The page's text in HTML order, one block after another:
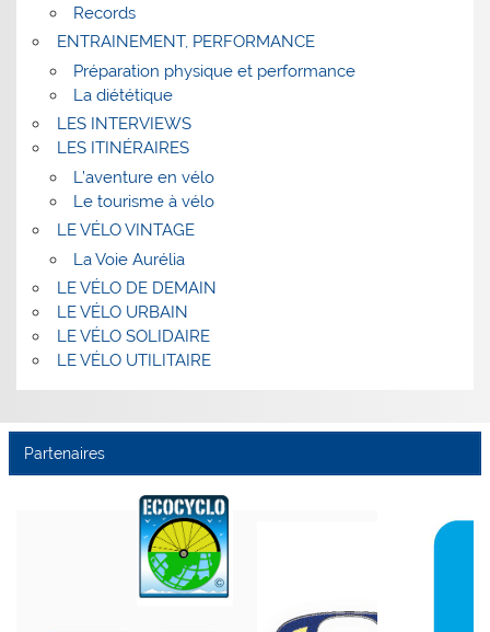
Records
ENTRAINEMENT, PERFORMANCE
Préparation physique et performance
La diététique
LES INTERVIEWS
LES ITINÉRAIRES
L’aventure en vélo
Le tourisme à vélo
LE VÉLO VINTAGE
La Voie Aurélia
LE VÉLO DE DEMAIN
LE VÉLO URBAIN
LE VÉLO SOLIDAIRE
LE VÉLO UTILITAIRE
Partenaires